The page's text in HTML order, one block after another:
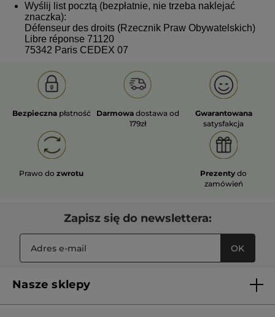
Wyślij list pocztą (bezpłatnie, nie trzeba naklejać
znaczka):
Défenseur des droits (Rzecznik Praw Obywatelskich)
Libre réponse 71120
75342 Paris CEDEX 07
Bezpieczna płatność Darmowa dostawa od
179zł
Gwarantowana
satysfakcja
Prawo dozwrotu Prezenty do
zamówień
Zapisz się do newslettera:
OK
Nasze sklepy